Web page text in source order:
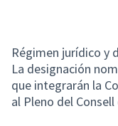
Régimen jurídico y
La designación
que integrarán la
al Pleno del